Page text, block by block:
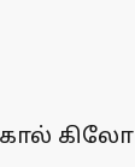
கால் கிலோ